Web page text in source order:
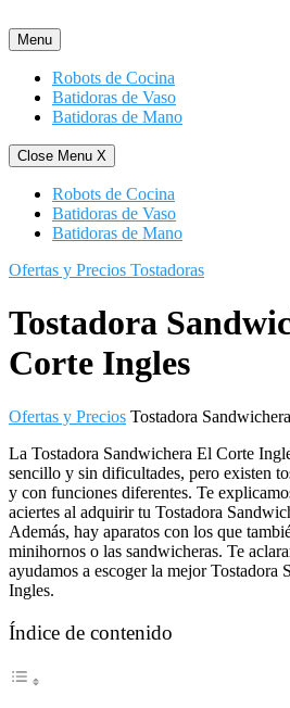
al
contenido
Menu
Robots de Cocina
Batidoras de Vaso
Batidoras de Mano
Close Menu X
Robots de Cocina
Batidoras de Vaso
Batidoras de Mano
Ofertas y Precios Tostadoras
Tostadora
Corte Ingles
Ofertas y Precios Tostadora
La Tostadora Sandwichera El Corte
sencillo y sin dificultades, pero existen
y con funciones diferentes. Te
aciertes al adquirir tu Tostadora
Además, hay aparatos con los que
minihornos o las sandwicheras. Te
ayudamos a escoger la mejor Tostadora
Ingles.
Índice de contenido